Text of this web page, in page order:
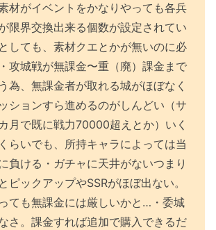
材がイベントをかなりやっても各兵
限界交換出来る個数が設定されてい
しても、素材クエとかが無いのに必
攻城戦が無課金〜重（廃）課金まで
為、無課金者が取れる城がほぼなく
ションすら進めるのがしんどい（サ
月で既に戦力70000超えとか）いく
らいでも、所持キャラによっては当
負ける・ガチャに天井がないつまり
ピックアップやSSRがほぼ出ない。
ても無課金には厳しいかと…・委城
さ。課金すれば追加で購入できるだ